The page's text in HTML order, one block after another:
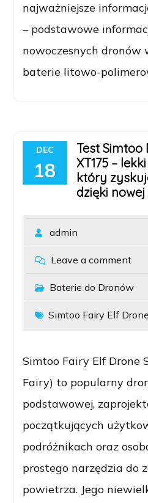
najważniejsze
– podstawowe
nowoczesnych dronów
baterie litowo-
DEC
18
Test Simtoo
XT175 –
który
dzięki
admin
Leave a comment
Baterie do Dronów
Simtoo Fairy Elf
Simtoo Fairy Elf Drone
Fairy) to popularny
podstawowej,
początkujących
podróżnikach oraz
prostego narzędzia do
powietrza. Jego